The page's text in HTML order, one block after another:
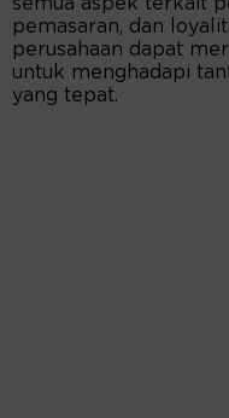
pemasaran, dan
perusahaan dapat
untuk menghadapi
yang tepat.